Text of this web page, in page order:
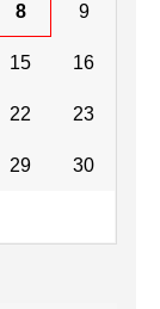
8 9
15 16
22 23
29 30